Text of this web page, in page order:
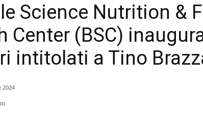
Science Nutrition &
Center (BSC)
intitolati a Tino
2024